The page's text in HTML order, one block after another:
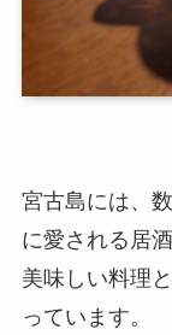
宮古島には、
に愛される居
美味しい料理
っています。